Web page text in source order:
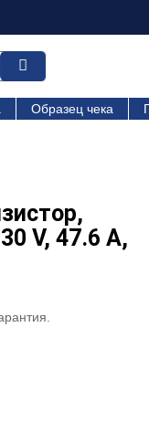
Образец чека
V, 47.6 A,